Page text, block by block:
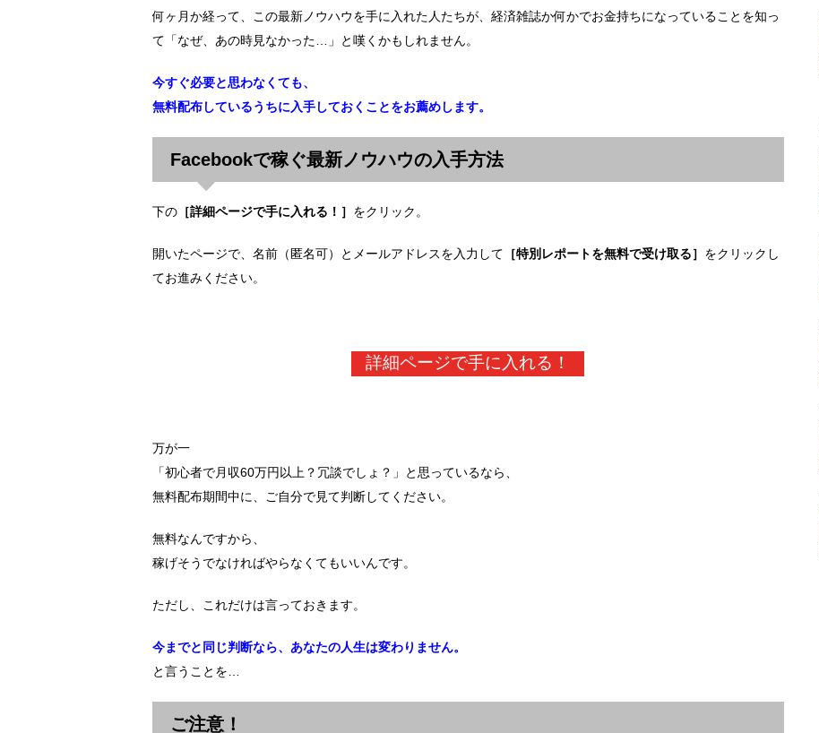
何ヶ月か経って、この最新ノウハウを手に入れた人たちが、経済雑誌か何かでお金持ちになっていることを知っ
て「なぜ、あの時見なかった…」と嘆くかもしれません。
今すぐ必要と思わなくても、
無料配布しているうちに入手しておくことをお薦めします。
Facebookで稼ぐ最新ノウハウの入手方法
下の［詳細ページで手に入れる！］ をクリック。
開いたページで、名前（匿名可）とメールアドレスを入力して ［特別レポートを無料で受け取る］ をクリックし
てお進みください。
詳細ページで手に入れる！
万が一
「初心者で月収60万円以上？冗談でしょ？」と思っているなら、
無料配布期間中に、ご自分で見て判断してください。
無料なんですから、
稼げそうでなければやらなくてもいいんです。
ただし、これだけは言っておきます。
今までと同じ判断なら、あなたの人生は変わりません。
と言うことを…
ご注意！